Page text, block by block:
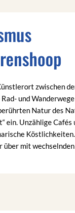
zwischen
und
Natur des
ein. Unzählige
über mit